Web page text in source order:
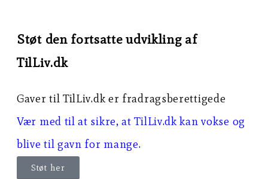
Støt den fortsatte udvikling af
TilLiv.dk
Gaver til TilLiv.dk er fradragsberettigede
Vær med til at sikre, at TilLiv.dk kan vokse og
blive til gavn for mange.
Støt her